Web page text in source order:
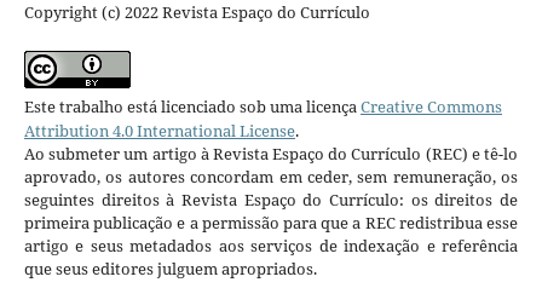
Copyright (c) 2022 Revista Espaço do Currículo
Este trabalho está licenciado sob uma licençaCreative Commons
Attribution 4.0 International License.
Ao submeter um artigo à Revista Espaço do Currículo (REC) e tê-lo
aprovado, os autores concordam em ceder, sem remuneração, os
seguintes direitos à Revista Espaço do Currículo: os direitos de
primeira publicação e a permissão para que a REC redistribua esse
artigo e seus metadados aos serviços de indexação e referência
que seus editores julguem apropriados.